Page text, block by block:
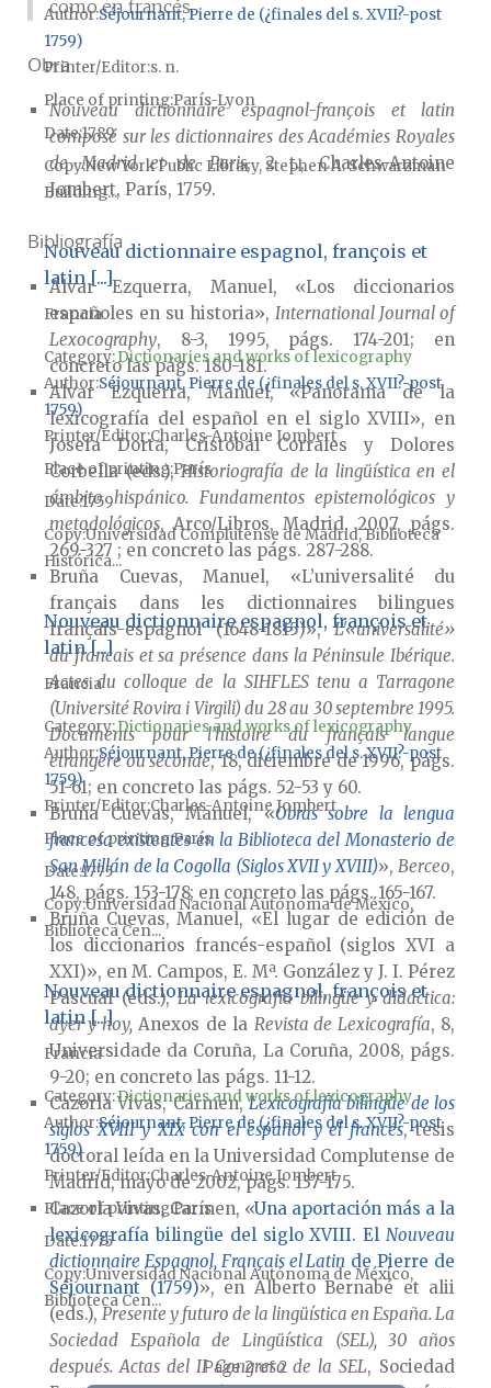
como en francés.
Obra
Nouveau dictionnaire espagnol-françois et latin
composé sur les dictionnaires des Académies Royales
de Madrid et de Paris, 2 t., Charles-Antoine
Jombert, París, 1759.
Bibliografía
Alvar Ezquerra, Manuel, «Los diccionarios
españoles en su historia»,International Journal of
Lexocography, 8-3, 1995, págs. 174-201; en
concreto las págs. 180-181.
Alvar Ezquerra, Manuel, «Panorama de la
lexicografía del español en el siglo XVIII», en
Josefa Dorta, Cristóbal Corrales y Dolores
Corbella (eds.),Historiografía de la lingüística en el
ámbito hispánico. Fundamentos epistemológicos y
metodológicos, Arco/Libros, Madrid, 2007, págs.
269-327 ; en concreto las págs. 287-288.
Bruña Cuevas, Manuel, «L’universalité du
français dans les dictionnaires bilingues
français-espagnol (1648-1815)»,L'«universalité»
du francais et sa présence dans la Péninsule Ibérique.
Actes du colloque de la SIHFLES tenu a Tarragone
(Université Rovira i Virgili) du 28 au 30 septembre 1995.
Documents pour l’histoire du français langue
étrangère ou séconde, 18, diciembre de 1996, págs.
51-61; en concreto las págs. 52-53 y 60.
Bruña Cuevas, Manuel, «Obras sobre la lengua
francesa existentes en la Biblioteca del Monasterio de
San Millán de la Cogolla (Siglos XVII y XVIII)»,Berceo,
148, págs. 153-178; en concreto las págs. 165-167.
Bruña Cuevas, Manuel, «El lugar de edición de
los diccionarios francés-español (siglos XVI a
XXI)», en M. Campos, E. Mª. González y J. I. Pérez
Pascual (eds.),La lexicografía bilingüe y didáctica:
ayer y hoy,Anexos de la Revista de Lexicografía, 8,
Universidade da Coruña, La Coruña, 2008, págs.
9-20; en concreto las págs. 11-12.
Cazorla Vivas, Carmen,Lexicografía bilingüe de los
siglos XVIII y XIX con el español y el francés, tesis
doctoral leída en la Universidad Complutense de
Madrid, mayo de 2002, págs. 137-175.
Cazorla Vivas, Carmen, «Una aportación más a la
lexicografía bilingüe del siglo XVIII. ElNouveau
dictionnaire Espagnol, Français el Latin de Pierre de
Séjournant (1759)», en Alberto Bernabé et alii
(eds.),Presente y futuro de la lingüística en España. La
Sociedad Española de Lingüística (SEL), 30 años
después. Actas del II Congreso de la SEL, Sociedad
AuthorSéjournant, Pierre de (¿finales del s. XVII?-post
1759)
Printer/Editor s. n.
Place of printingParís-Lyon
Date1789
CopyNew York Public Library, Stephen A. Schwarzman
Building...
Nouveau dictionnaire espagnol, françois et
latin [...]
Francia
Category:Dictionaries and works of lexicography
Author Séjournant, Pierre de (¿finales del s. XVII?-post
1759)
Printer/Editor Charles-Antoine Jombert
Place of printingParís
Date1759
CopyUniversidad Complutense de Madrid, Biblioteca
Histórica...
Nouveau dictionnaire espagnol, françois et
latin [...]
Francia
Category:Dictionaries and works of lexicography
AuthorSéjournant, Pierre de (¿finales del s. XVII?-post
1759)
Printer/Editor Charles-Antoine Jombert
Place of printingParís
Date1775
CopyUniversidad Nacional Autónoma de México,
Biblioteca Cen...
Nouveau dictionnaire espagnol, françois et
latin [...]
Francia
Category:Dictionaries and works of lexicography
Author Séjournant, Pierre de (¿finales del s. XVII?-post
1759)
Printer/EditorCharles-Antoine Jombert
Place of printingParís
Date1775
CopyUniversidad Nacional Autónoma de México,
Biblioteca Cen...
Page 2 of 2